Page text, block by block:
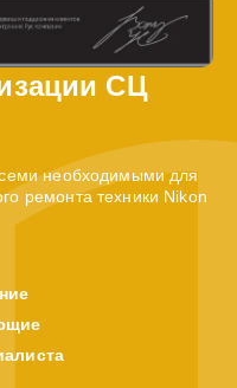
СЦ
необходимыми для
ремонта техники Nikon